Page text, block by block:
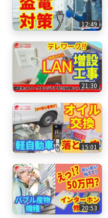
①当社公式Lineアカウン
早・24H）
→https://
②フリーダイヤル：
③メール：
お問合わせ時は、お名
経歴・資格
第二種電気工事士 登録
RRC認定冷媒ガス取扱
2
古物商許可 許可証番号
株式会社すぴケア
一級建築技能士
12:49
21:30
15:01
20:53